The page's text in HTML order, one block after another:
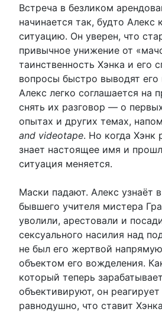
Встреча в безликом
начинается так, будто Алекс
ситуацию. Он уверен, что
привычное унижение от
таинственность Хэнка и его
вопросы быстро выводят его
Алекс легко соглашается на
снять их разговор — о
опытах и других темах,
and videotape. Но когда Хэнк
знает настоящее имя и
ситуация меняется.
Маски падают. Алекс узнаёт
бывшего учителя мистера
уволили, арестовали и
сексуального насилия над
не был его жертвой
объектом его вожделения.
который теперь
объективируют, он реагирует
равнодушно, что ставит